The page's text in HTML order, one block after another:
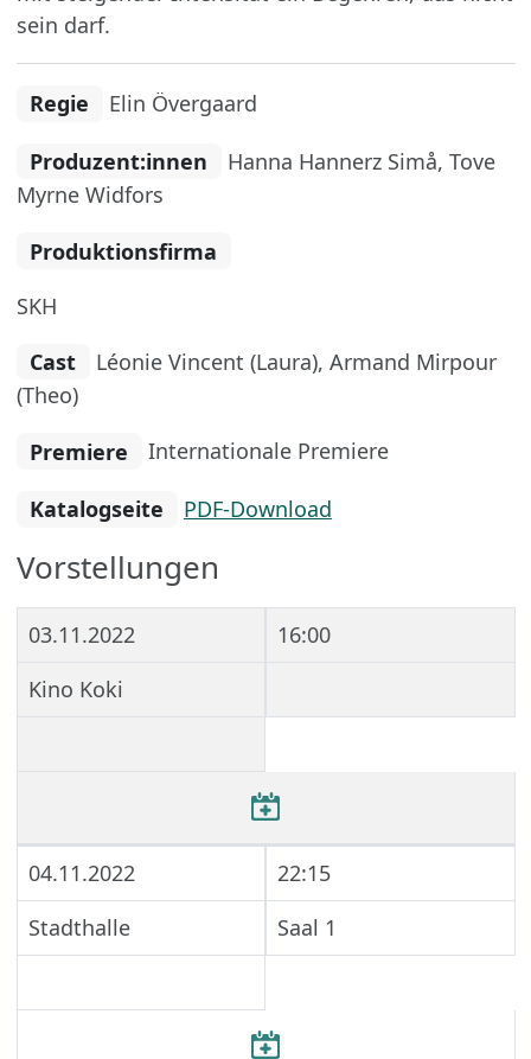
sein darf.
Regie Elin Övergaard
Produzent:innen
Hanna Hannerz Simå, Tove
Myrne Widfors
Produktionsfirma
SKH
Cast
Léonie Vincent (Laura), Armand Mirpour
(Theo)
Premiere
Internationale Premiere
Katalogseite PDF-Download
Vorstellungen
03.11.2022
16:00
Kino Koki
04.11.2022
22:15
Stadthalle
Saal 1